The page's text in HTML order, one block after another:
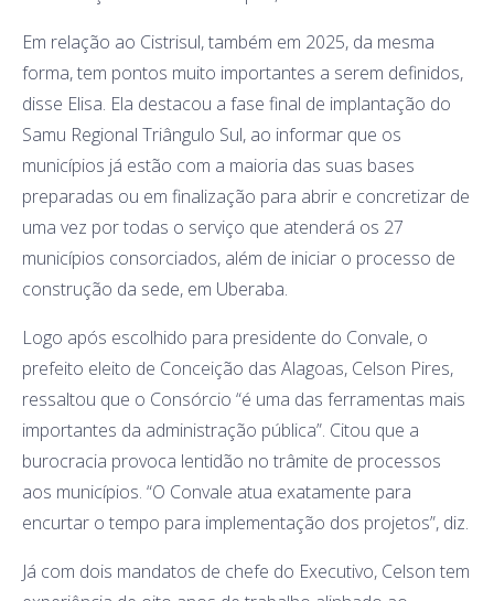
Em relação ao Cistrisul, também em 2025, da mesma
forma, tem pontos muito importantes a serem definidos,
disse Elisa. Ela destacou a fase final de implantação do
Samu Regional Triângulo Sul, ao informar que os
municípios já estão com a maioria das suas bases
preparadas ou em finalização para abrir e concretizar de
uma vez por todas o serviço que atenderá os 27
municípios consorciados, além de iniciar o processo de
construção da sede, em Uberaba.
Logo após escolhido para presidente do Convale, o
prefeito eleito de Conceição das Alagoas, Celson Pires,
ressaltou que o Consórcio “é uma das ferramentas mais
importantes da administração pública”. Citou que a
burocracia provoca lentidão no trâmite de processos
aos municípios. “O Convale atua exatamente para
encurtar o tempo para implementação dos projetos”, diz.
Já com dois mandatos de chefe do Executivo, Celson tem